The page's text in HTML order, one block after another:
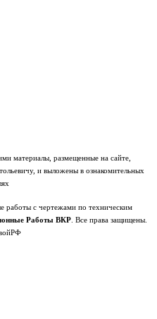
материалы, размещенные на сайте,
и выложены в ознакомительных
с чертежами по техническим
Работы ВКР. Все права защищены.